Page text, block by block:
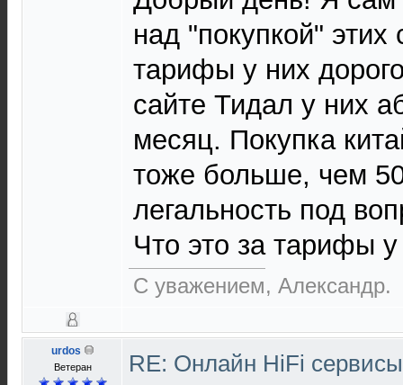
над "покупкой" этих
тарифы у них
сайте Тидал у них
месяц. Покупка
тоже больше, чем
легальность под
Что это за тарифы
С уважением, Александр.
urdos
Ветеран
RE: Онлайн HiFi